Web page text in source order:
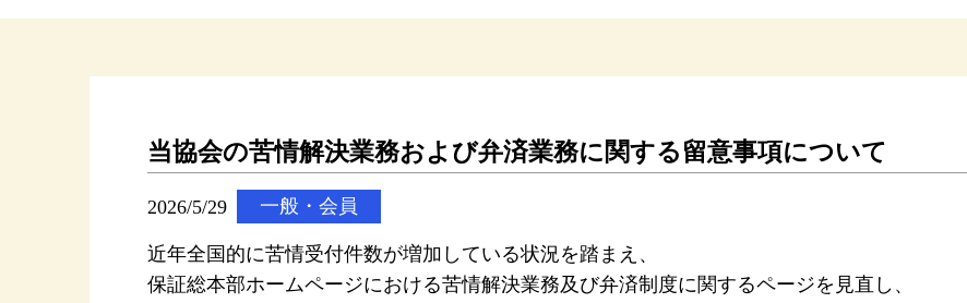
当協会の苦情解決業務および弁済業務に関する留意事項について
2026/5/29 一般・会員
近年全国的に苦情受付件数が増加している状況を踏まえ、
保証総本部ホームページにおける苦情解決業務及び弁済制度に関するページを見直し、